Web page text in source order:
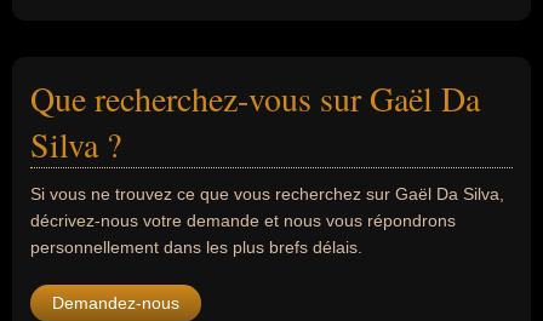
Que recherchez-vous sur Gaël Da
Silva ?
Si vous ne trouvez ce que vous recherchez sur Gaël Da Silva,
décrivez-nous votre demande et nous vous répondrons
personnellement dans les plus brefs délais.
Demandez-nous